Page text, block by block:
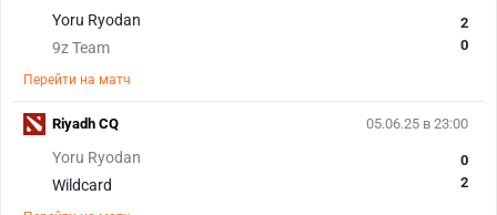
Yoru Ryodan
9z Team
2
0
Перейти на матч
05.06.25 в 23:00
Yoru Ryodan
Wildcard
0
2
Riyadh CQ